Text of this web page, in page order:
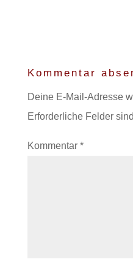
Kommentar
Deine E-Mail-Adresse
Erforderliche Felder
Kommentar *